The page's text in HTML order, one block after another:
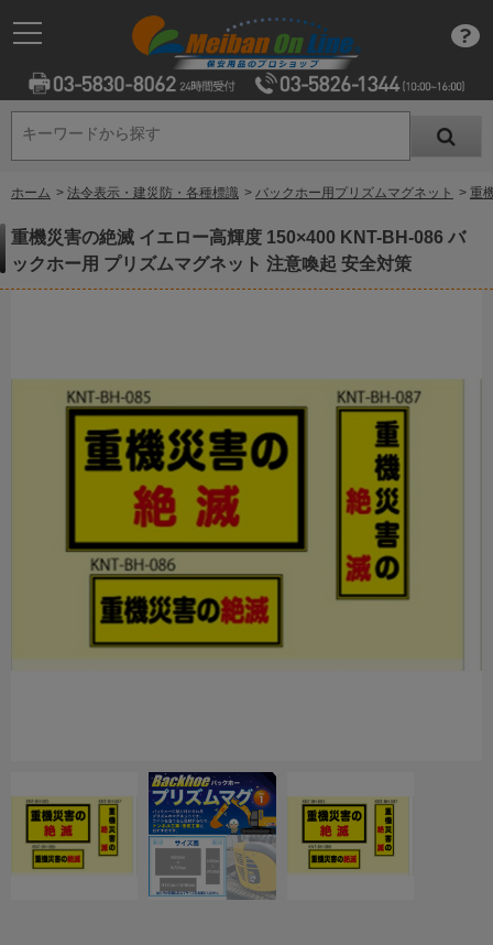
キーワードから探す
キーワードから探す
ホーム > 法令表示・建災防・各種標識 > バックホー用プリズムマグネット > 重
重機災害の絶滅 イエロー高輝度 150×400 KNT-BH-086 バ
ックホー用 プリズムマグネット 注意喚起 安全対策